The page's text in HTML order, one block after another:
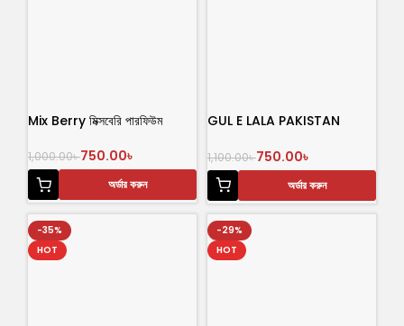
Mix Berry মিক্সবেরি পারফিউম
1,000.00৳750.00৳
অর্ডার করুন
GUL E LALA PAKISTAN
1,100.00৳750.00৳
অর্ডার করুন
-35%
HOT
-29%
HOT